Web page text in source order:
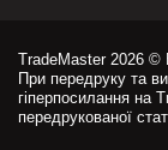
TradeMaster 2026 ©
При передруку та
гіперпосилання на
передрукованої